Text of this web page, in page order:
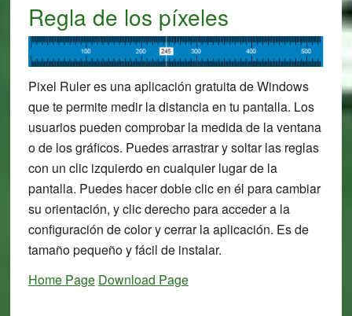
Regla de los píxeles
Pixel Ruler es una aplicación gratuita de Windows
que te permite medir la distancia en tu pantalla. Los
usuarios pueden comprobar la medida de la ventana
o de los gráficos. Puedes arrastrar y soltar las reglas
con un clic izquierdo en cualquier lugar de la
pantalla. Puedes hacer doble clic en él para cambiar
su orientación, y clic derecho para acceder a la
configuración de color y cerrar la aplicación. Es de
tamaño pequeño y fácil de instalar.
Home Page Download Page